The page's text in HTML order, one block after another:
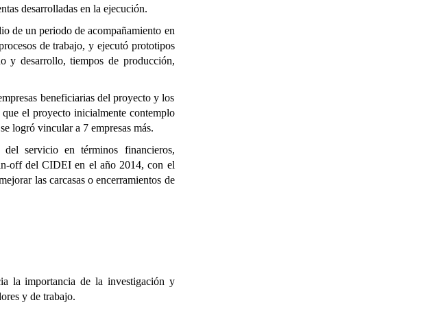
desarrolladas en la ejecución.
de un periodo de acompañamiento en
de trabajo, y ejecutó prototipos
y desarrollo, tiempos de producción,
beneficiarias del proyecto y los
el proyecto inicialmente contemplo
logró vincular a 7 empresas más.
servicio en términos financieros,
off del CIDEI en el año 2014,con el
las carcasas o encerramientos de
la importancia de la investigación y
y de trabajo.